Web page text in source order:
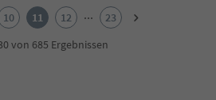
10 11 12 ...
23
von 685 Ergebnissen